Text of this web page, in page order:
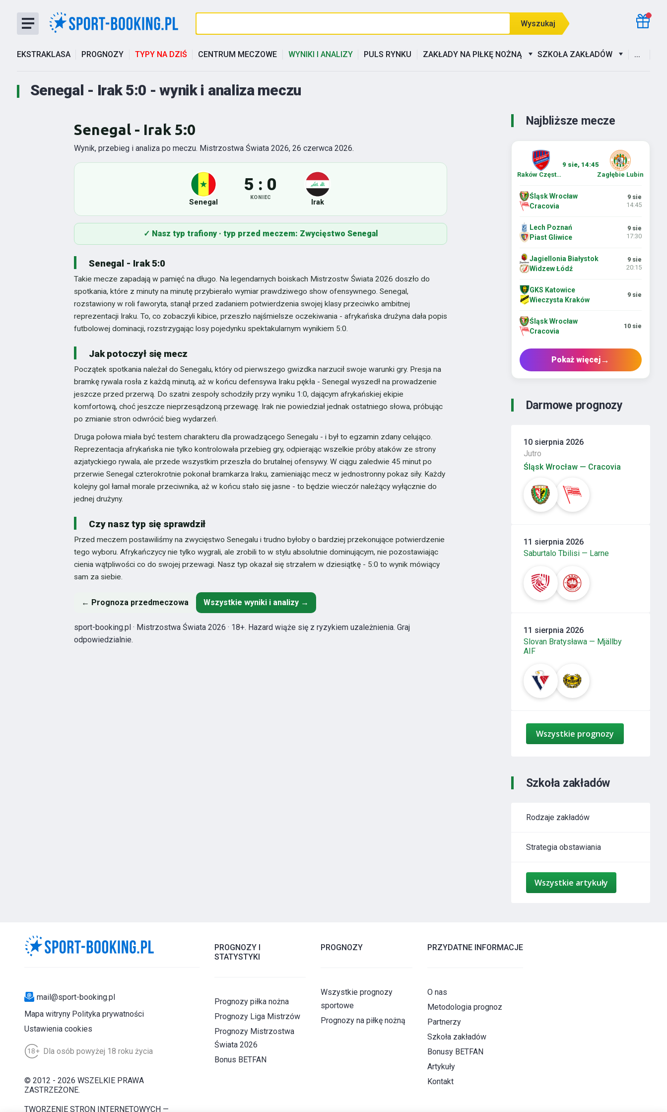
Wyszukaj
EKSTRAKLASA PROGNOZY TYPY NA DZIŚ CENTRUM MECZOWE WYNIKI I ANALIZY PULS RYNKU ZAKŁADY NA PIŁKĘ NOŻNĄ SZKOŁA ZAKŁADÓW ...
Senegal - Irak 5:0 - wynik i analiza meczu
Najbliższe mecze
Raków Częstochowa
9 sie, 14:45
Zagłębie Lubin
Śląsk Wrocław
Cracovia
9 sie
14:45
Lech Poznań
Piast Gliwice
9 sie
17:30
Jagiellonia Białystok
Widzew Łódź
9 sie
20:15
GKS Katowice
Wieczysta Kraków
9 sie
Śląsk Wrocław
Cracovia
10 sie
Pokaż więcej→
Darmowe prognozy
10 sierpnia 2026
Jutro
Śląsk Wrocław — Cracovia
11 sierpnia 2026
Saburtalo Tbilisi — Larne
11 sierpnia 2026
Slovan Bratysława — Mjällby
AIF
Wszystkie prognozy
Szkoła zakładów
Rodzaje zakładów
Strategia obstawiania
Wszystkie artykuły
Senegal - Irak 5:0
Wynik, przebieg i analiza po meczu. Mistrzostwa Świata 2026, 26 czerwca 2026.
Senegal
5 : 0
KONIEC
Irak
✓ Nasz typ trafiony · typ przed meczem: Zwycięstwo Senegal
Senegal - Irak 5:0
Takie mecze zapadają w pamięć na długo. Na legendarnych boiskach Mistrzostw Świata 2026 doszło do
spotkania, które z minuty na minutę przybierało wymiar prawdziwego show ofensywnego. Senegal,
rozstawiony w roli faworyta, stanął przed zadaniem potwierdzenia swojej klasy przeciwko ambitnej
reprezentacji Iraku. To, co zobaczyli kibice, przeszło najśmielsze oczekiwania - afrykańska drużyna dała popis
futbolowej dominacji, rozstrzygając losy pojedynku spektakularnym wynikiem 5:0.
Jak potoczył się mecz
Początek spotkania należał do Senegalu, który od pierwszego gwizdka narzucił swoje warunki gry. Presja na
bramkę rywala rosła z każdą minutą, aż w końcu defensywa Iraku pękła - Senegal wyszedł na prowadzenie
jeszcze przed przerwą. Do szatni zespoły schodziły przy wyniku 1:0, dającym afrykańskiej ekipie
komfortową, choć jeszcze nieprzesądzoną przewagę. Irak nie powiedział jednak ostatniego słowa, próbując
po zmianie stron odwrócić bieg wydarzeń.
Druga połowa miała być testem charakteru dla prowadzącego Senegalu - i był to egzamin zdany celująco.
Reprezentacja afrykańska nie tylko kontrolowała przebieg gry, odpierając wszelkie próby ataków ze strony
azjatyckiego rywala, ale przede wszystkim przeszła do brutalnej ofensywy. W ciągu zaledwie 45 minut po
przerwie Senegal czterokrotnie pokonał bramkarza Iraku, zamieniając mecz w jednostronny pokaz siły. Każdy
kolejny gol łamał morale przeciwnika, aż w końcu stało się jasne - to będzie wieczór należący wyłącznie do
jednej drużyny.
Czy nasz typ się sprawdził
Przed meczem postawiliśmy na zwycięstwo Senegalu i trudno byłoby o bardziej przekonujące potwierdzenie
tego wyboru. Afrykańczycy nie tylko wygrali, ale zrobili to w stylu absolutnie dominującym, nie pozostawiając
cienia wątpliwości co do swojej przewagi. Nasz typ okazał się strzałem w dziesiątkę - 5:0 to wynik mówiący
sam za siebie.
← Prognoza przedmeczowa Wszystkie wyniki i analizy →
sport-booking.pl · Mistrzostwa Świata 2026 · 18+. Hazard wiąże się z ryzykiem uzależnienia. Graj
odpowiedzialnie.
mail@sport-booking.pl
Mapa witryny Polityka prywatności
Ustawienia cookies
Dla osób powyżej 18 roku życia
© 2012 - 2026 WSZELKIE PRAWA
ZASTRZEŻONE.
TWORZENIE STRON INTERNETOWYCH —
PROGNOZY I
STATYSTYKI
Prognozy piłka nożna
Prognozy Liga Mistrzów
Prognozy Mistrzostwa
Świata 2026
Bonus BETFAN
PROGNOZY
Wszystkie prognozy
sportowe
Prognozy na piłkę nożną
PRZYDATNE INFORMACJE
O nas
Metodologia prognoz
Partnerzy
Szkoła zakładów
Bonusy BETFAN
Artykuły
Kontakt